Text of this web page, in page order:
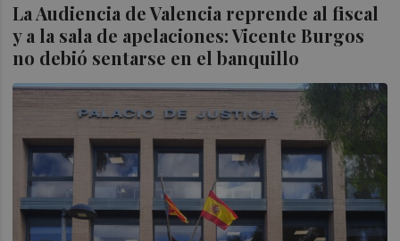
La Audiencia de Valencia reprende al fiscal
y a la sala de apelaciones: Vicente Burgos
no debió sentarse en el banquillo